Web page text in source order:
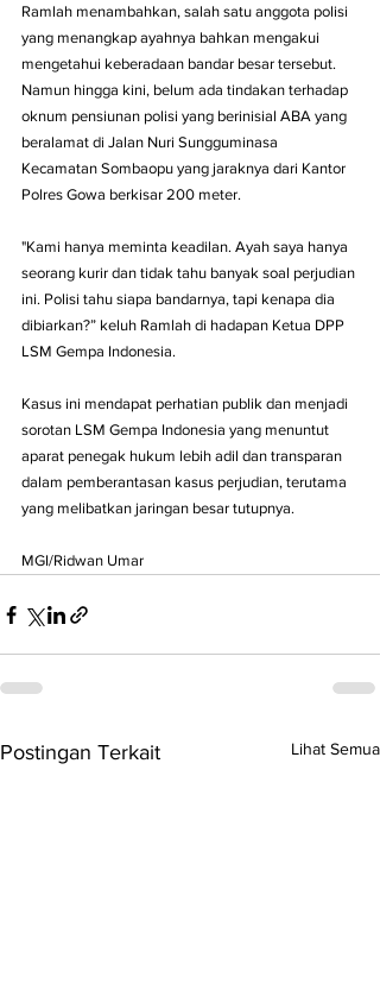
Ramlah menambahkan, salah satu anggota polisi
yang menangkap ayahnya bahkan mengakui
mengetahui keberadaan bandar besar tersebut.
Namun hingga kini, belum ada tindakan terhadap
oknum pensiunan polisi yang berinisial ABA yang
beralamat di Jalan Nuri Sungguminasa
Kecamatan Sombaopu yang jaraknya dari Kantor
Polres Gowa berkisar 200 meter.
"Kami hanya meminta keadilan. Ayah saya hanya
seorang kurir dan tidak tahu banyak soal perjudian
ini. Polisi tahu siapa bandarnya, tapi kenapa dia
dibiarkan?” keluh Ramlah di hadapan Ketua DPP
LSM Gempa Indonesia.
Kasus ini mendapat perhatian publik dan menjadi
sorotan LSM Gempa Indonesia yang menuntut
aparat penegak hukum lebih adil dan transparan
dalam pemberantasan kasus perjudian, terutama
yang melibatkan jaringan besar tutupnya.
MGI/Ridwan Umar
Postingan Terkait Lihat Semua